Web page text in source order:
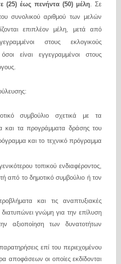
(25) έως πενήντα (50) μέλη. Σε
συνολικού αριθμού των μελών
επιπλέον μέλη, μετά από
στους εκλογικούς
είναι εγγεγραμμένοι στους
συμβούλιο σχετικά με τα
και τα προγράμματα δράσης του
και το τεχνικό πρόγραμμα
τοπικού ενδιαφέροντος,
από το δημοτικό συμβούλιο ή τον
και τις αναπτυξιακές
γνώμη για την επίλυση
αξιοποίηση των δυνατοτήτων
επί του περιεχομένου
αποφάσεων οι οποίες εκδίδονται